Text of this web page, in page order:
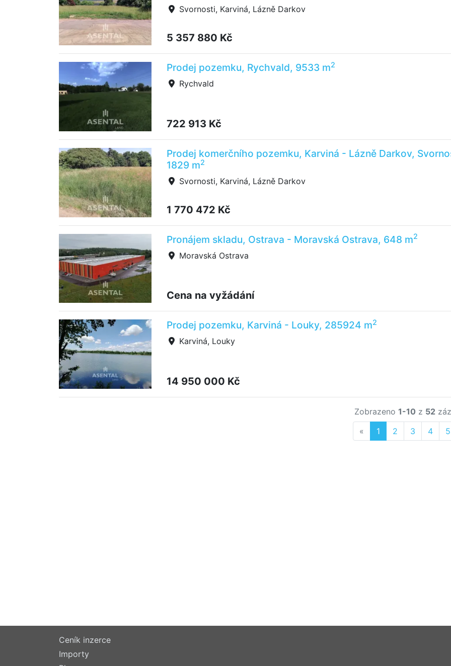
Svornosti, Karviná, Lázně Darkov
5 357 880 Kč
Prodej pozemku, Rychvald, 9533 m2
Rychvald
722 913 Kč
Prodej komerčního pozemku, Karviná - Lázně Darkov,
1829 m2
Svornosti, Karviná, Lázně Darkov
1 770 472 Kč
Pronájem skladu, Ostrava - Moravská Ostrava, 648 m2
Moravská Ostrava
Cena na vyžádání
Prodej pozemku, Karviná - Louky, 285924 m2
Karviná, Louky
14 950 000 Kč
Zobrazeno 1-10 z 52
« Previous
1 2 3 4 5
Ceník inzerce
Importy